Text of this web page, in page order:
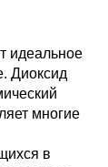
идеальное
Диоксид
многие
в